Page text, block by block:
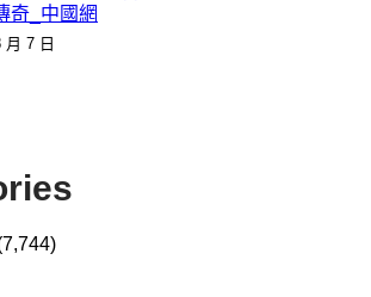
奇_中國網
月 7 日